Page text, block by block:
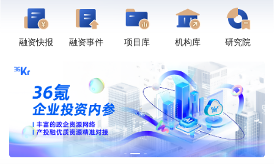
融资快报 融资事件 项目库 机构库 研究院